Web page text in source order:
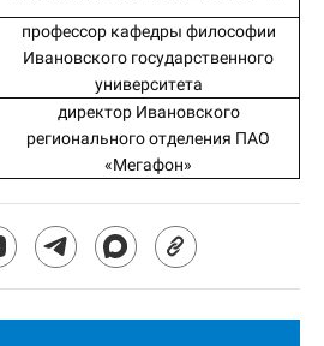
профессор кафедры философии
Ивановского государственного
университета
директор Ивановского
регионального отделения ПАО
«Мегафон»